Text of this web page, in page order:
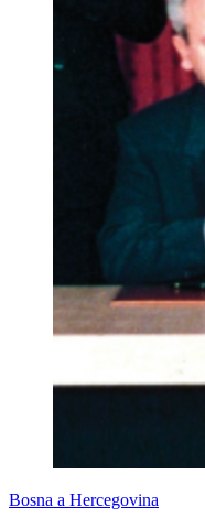
Bosna a Hercegovina